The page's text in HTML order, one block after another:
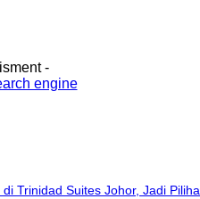
-
Trinidad Suites Johor, Jadi